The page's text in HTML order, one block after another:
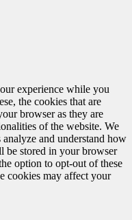
experience while you
the cookies that are
browser as they are
of the website. We
and understand how
be stored in your browser
option to opt-out of these
cookies may affect your